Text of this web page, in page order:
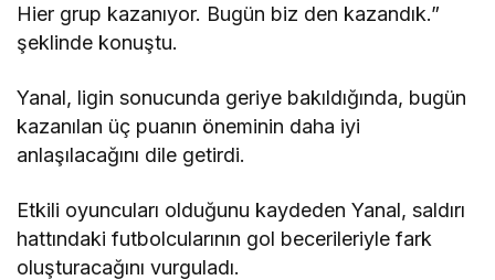
Hier grup kazanıyor. Bugün biz den kazandık.”
şeklinde konuştu.
Yanal, ligin sonucunda geriye bakıldığında, bugün
kazanılan üç puanın öneminin daha iyi
anlaşılacağını dile getirdi.
Etkili oyuncuları olduğunu kaydeden Yanal, saldırı
hattındaki futbolcularının gol becerileriyle fark
oluşturacağını vurguladı.